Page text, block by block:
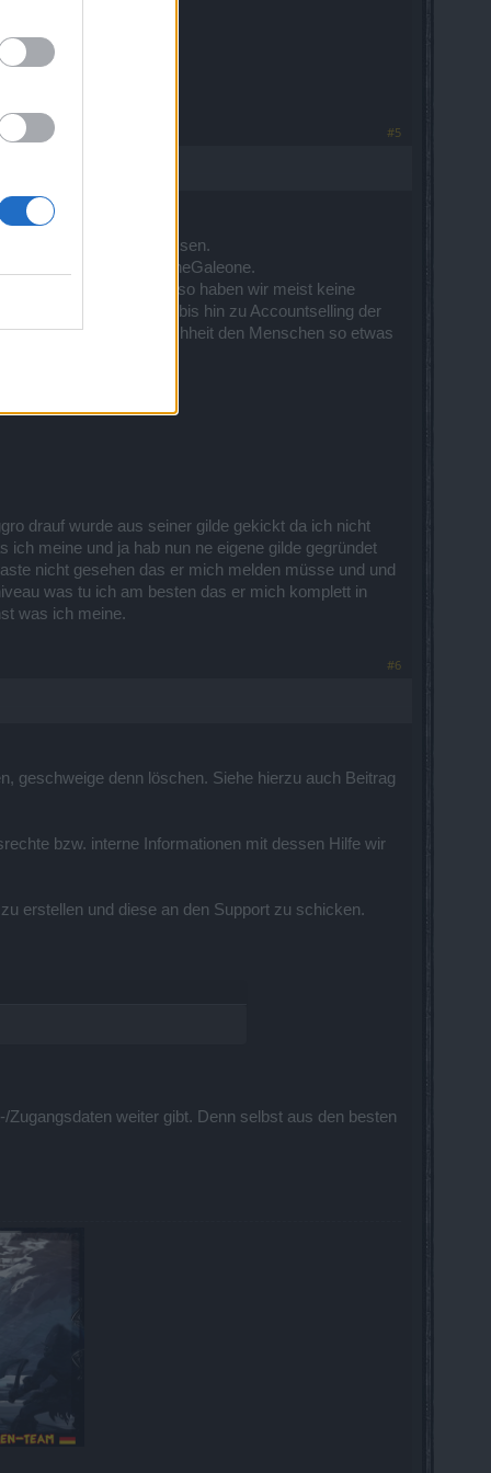
#5
Form zuzulassen.
und die Gilde GoldeneGaleone.
Discord Sprachchat ,so haben wir meist keine
abfragen bis hin zu Accountselling der
allgemein eine Frechheit den Menschen so etwas
drauf wurde aus seiner gilde gekickt da ich nicht
meine und ja hab nun ne eigene gilde gegründet
nicht gesehen das er mich melden müsse und und
was tu ich am besten das er mich komplett in
was ich meine.
#6
geschweige denn löschen. Siehe hierzu auch Beitrag
bzw. interne Informationen mit dessen Hilfe wir
erstellen und diese an den Support zu schicken.
weiter gibt. Denn selbst aus den besten